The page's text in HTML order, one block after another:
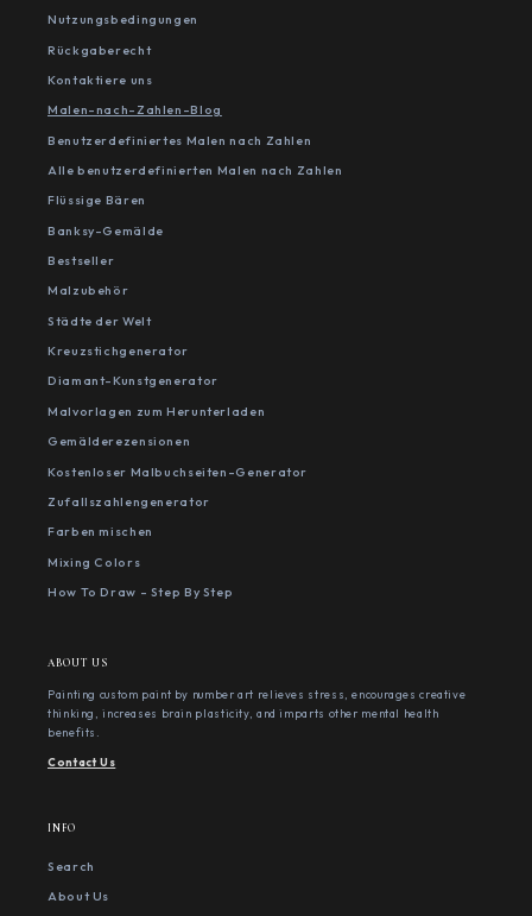
Nutzungsbedingungen
Rückgaberecht
Kontaktiere uns
Malen-nach-Zahlen-Blog
Benutzerdefiniertes Malen nach Zahlen
Alle benutzerdefinierten Malen nach Zahlen
Flüssige Bären
Banksy-Gemälde
Bestseller
Malzubehör
Städte der Welt
Kreuzstichgenerator
Diamant-Kunstgenerator
Malvorlagen zum Herunterladen
Gemälderezensionen
Kostenloser Malbuchseiten-Generator
Zufallszahlengenerator
Farben mischen
Mixing Colors
How To Draw - Step By Step
ABOUT US
Painting custom paint by number art relieves stress, encourages creative
thinking, increases brain plasticity, and imparts other mental health
benefits.
Contact Us
INFO
Search
About Us